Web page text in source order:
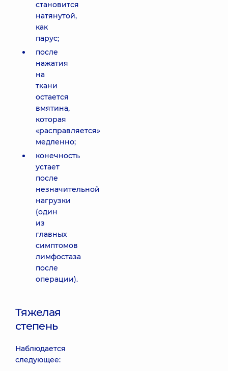
становится
натянутой,
как
парус;
после
нажатия
на
ткани
остается
вмятина,
которая
«расправляется»
медленно;
конечность
устает
после
незначительной
нагрузки
(один
из
главных
симптомов
лимфостаза
после
операции).
Тяжелая
степень
Наблюдается
следующее: